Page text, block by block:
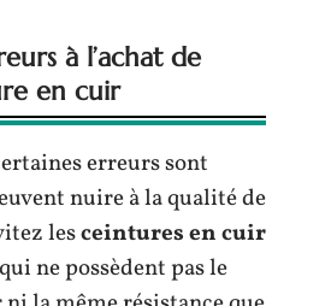
à l’achat de
en cuir
erreurs sont
nuire à la qualité de
lesceintures en cuir
ne possèdent pas le